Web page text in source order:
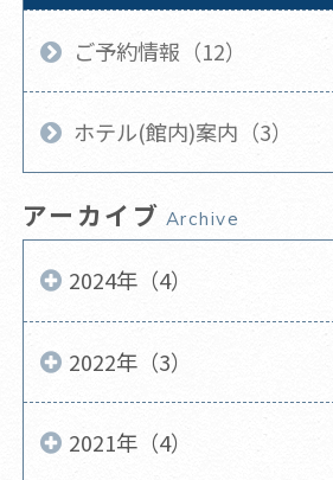
ご予約情報（12）
ホテル(館内)案内（3）
アーカイブ Archive
2024年（4）
2022年（3）
2021年（4）